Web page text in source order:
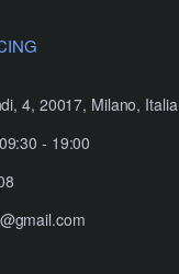
4, 20017, Milano, Italia
- 19:00